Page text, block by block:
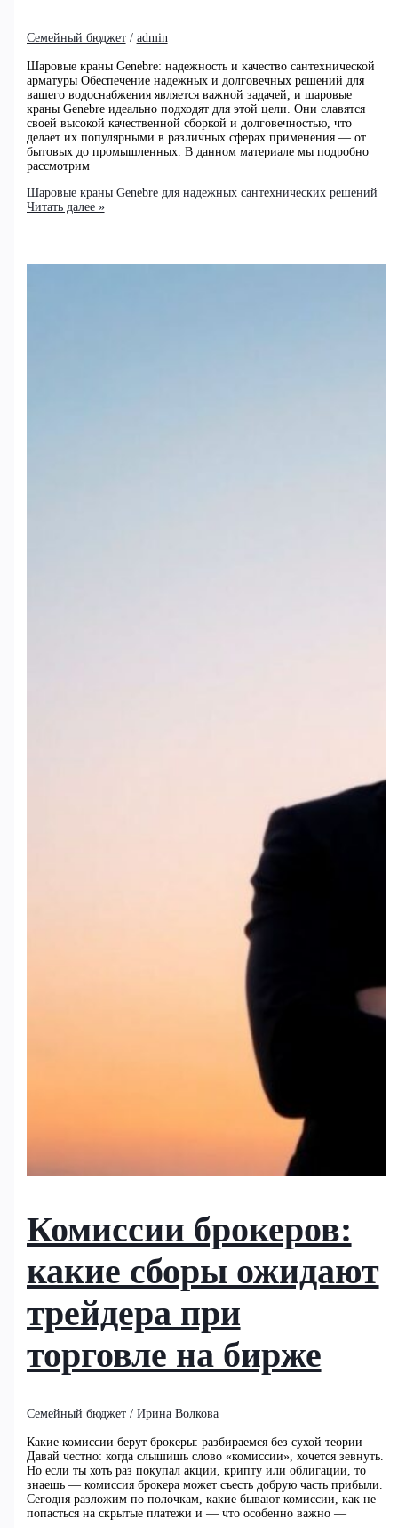
Семейный бюджет/ admin
Шаровые краны Genebre: надежность и качество сантехнической
арматуры Обеспечение надежных и долговечных решений для
вашего водоснабжения является важной задачей, и шаровые
краны Genebre идеально подходят для этой цели. Они славятся
своей высокой качественной сборкой и долговечностью, что
делает их популярными в различных сферах применения — от
бытовых до промышленных. В данном материале мы подробно
рассмотрим
Шаровые краны Genebre для надежных сантехнических решений
Читать далее »
Комиссии брокеров:
какие сборы ожидают
трейдера при
торговле на бирже
Семейный бюджет/ Ирина Волкова
Какие комиссии берут брокеры: разбираемся без сухой теории
Давай честно: когда слышишь слово «комиссии», хочется зевнуть.
Но если ты хоть раз покупал акции, крипту или облигации, то
знаешь — комиссия брокера может съесть добрую часть прибыли.
Сегодня разложим по полочкам, какие бывают комиссии, как не
попасться на скрытые платежи и — что особенно важно —